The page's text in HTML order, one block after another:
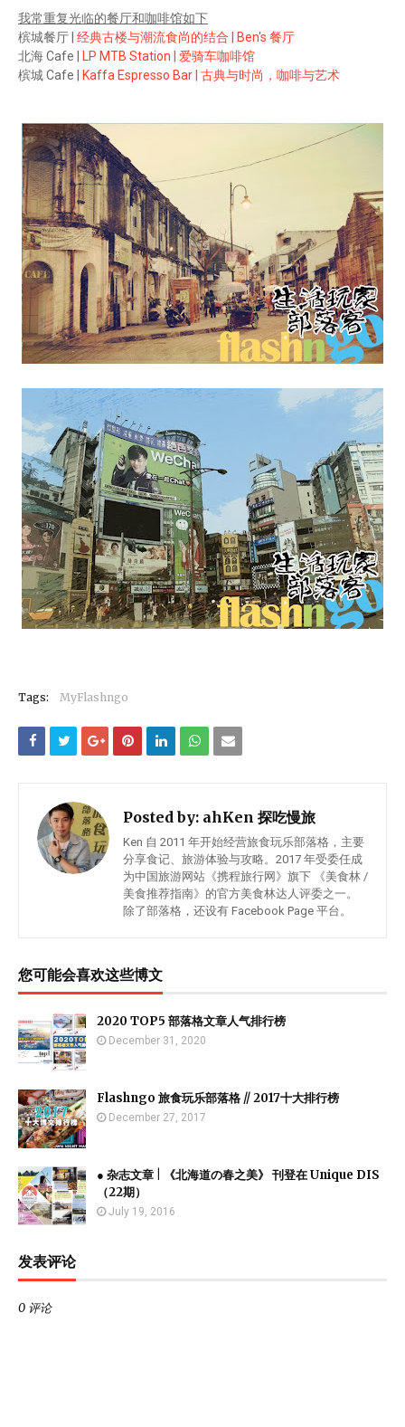
我常重复光临的餐厅和咖啡馆如下
槟城餐厅 | 经典古楼与潮流食尚的结合 | Ben's 餐厅
北海 Cafe |
LP MTB Station | 爱骑车咖啡馆
槟城 Cafe |
Kaffa Espresso Bar | 古典与时尚，咖啡与艺术
Tags: MyFlashngo
Posted by: ahKen 探吃慢旅
Ken 自 2011 年开始经营旅食玩乐部落格，主要
分享食记、旅游体验与攻略。2017 年受委任成
为中国旅游网站《携程旅行网》旗下 《美食林 /
美食推荐指南》的官方美食林达人评委之一。
除了部落格，还设有 Facebook Page 平台。
您可能会喜欢这些博文
2020 TOP5 部落格文章人气排行榜
December 31, 2020
Flashngo 旅食玩乐部落格 // 2017十大排行榜
December 27, 2017
● 杂志文章 | 《北海道の春之美》 刊登在 Unique DIS
（22期）
July 19, 2016
发表评论
0 评论